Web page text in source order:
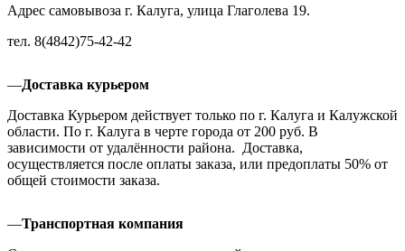
Адрес самовывоза г. Калуга, улица Глаголева 19.
тел. 8(4842)75-42-42
—Доставка курьером
Доставка Курьером действует только по г. Калуга и Калужской
области. По г. Калуга в черте города от 200 руб. В
зависимости от удалённости района. Доставка,
осуществляется после оплаты заказа, или предоплаты 50% от
общей стоимости заказа.
—Транспортная компания